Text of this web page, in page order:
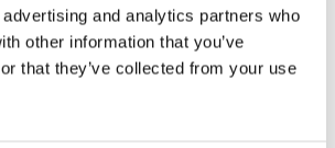
and analytics partners who
other information that you’ve
that they’ve collected from your use
kommer det säljande
senare och senare i
senare desto större